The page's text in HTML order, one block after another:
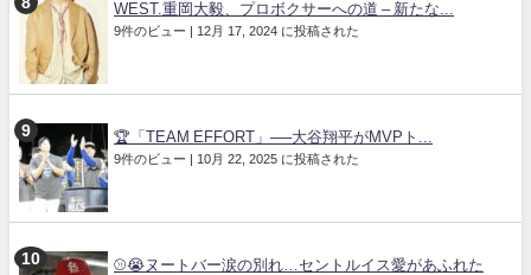
WEST.重岡大毅、プロボクサーへの道 – 新たな...
9件のビュー 12月 17, 2024 に投稿された
🏆「TEAM EFFORT」──大谷翔平がMVPト...
9件のビュー 10月 22, 2025 に投稿された
⚾😭ヌートバー涙の別れ…セントルイス愛があふれた